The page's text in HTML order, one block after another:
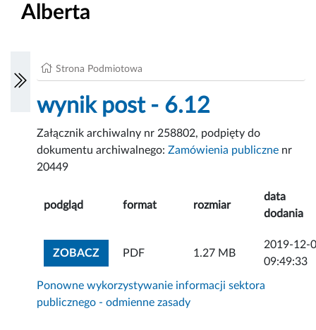
Alberta
Strona Podmiotowa
wynik post - 6.12
Załącznik archiwalny nr 258802, podpięty do
dokumentu archiwalnego:Zamówienia publiczne nr
20449
podgląd format rozmiar
data
dodania
ZOBACZZOBACZ ZAŁĄCZNIK
PDF 1.27 MB
2019-12-
09:49:33
Ponowne wykorzystywanie informacji sektora
publicznego - odmienne zasady